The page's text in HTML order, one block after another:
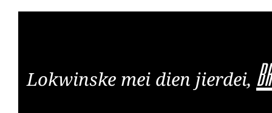
Lokwinske mei dien jierdei,